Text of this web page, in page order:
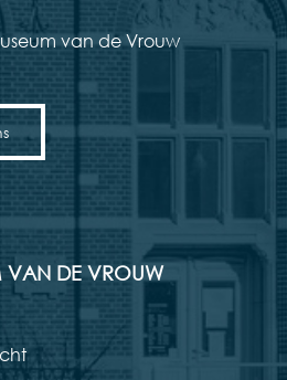
van de Vrouw
VAN DE VROUW